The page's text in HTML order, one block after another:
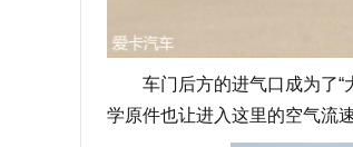
车门后方的进气口成为了“大
学原件也让进入这里的空气流